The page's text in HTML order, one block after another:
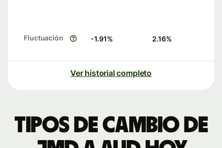
Fluctuación -1.91% 2.16%
Ver historial completo
Tipos de cambio de